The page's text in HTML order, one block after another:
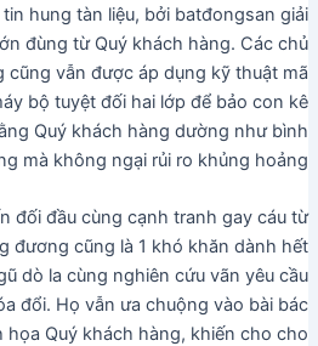
hung tàn liệu, bởi batđongsan giải
đùng từ Quý khách hàng. Các chủ
cũng vẫn được áp dụng kỹ thuật mã
bộ tuyệt đối hai lớp để bảo con kê
Quý khách hàng dường như bình
mà không ngại rủi ro khủng hoảng.
đối đầu cùng cạnh tranh gay cáu từ
đương cũng là 1 khó khăn dành hết
dò la cùng nghiên cứu vãn yêu cầu
đổi. Họ vẫn ưa chuộng vào bài bác
Quý khách hàng, khiến cho cho